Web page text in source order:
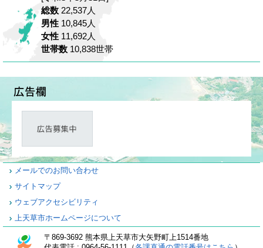
総数 22,537人
男性 10,845人
女性 11,692人
世帯数 10,838世帯
メールでのお問い合わせ
サイトマップ
ウェブアクセシビリティ
上天草市ホームページについて
〒869-3692 熊本県上天草市大矢野町上1514番地